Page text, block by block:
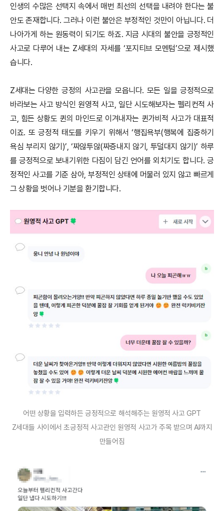
인생의 수많은 선택지 속에서 매번 최선의 선택을 내려야 한다는 불
안도 존재합니다. 그러나 이런 불안은 부정적인 것만이 아닙니다. 더
나아가게 하는 원동력이 되기도 하죠. 지금 시대의 불안을 긍정적인
사고로 다루어 내는 Z세대의 자세를 ‘포지티브 모멘텀’으로 제시했
습니다.
Z세대는 다양한 긍정의 사고관을 모읍니다. 모든 일을 긍정적으로
바라보는 사고 방식인 원영적 사고, 일단 시도해보자는 펠리컨적 사
고, 힘든 상황도 퀸의 마인드로 이겨내자는 퀸가비적 사고가 대표적
이죠. 또 긍정적 태도를 키우기 위해서 ‘행집욕부(행복에 집중하기
욕심 부리지 않기)’, ‘짜않투않(짜증내지 않기, 투덜대지 않기)’ 하루
를 긍정적으로 보내기위한 다짐이 담긴 언어를 외치기도 합니다. 긍
정적인 사고를 기준 삼아, 부정적인 상태에 머물러 있지 않고 빠르게
그 상황을 벗어나 기분을 환기합니다.
어떤 상황을 입력하든 긍정적으로 해석해주는 원영적 사고 GPT
Z세대들 사이에서 초긍정적 사고관인 원영적 사고가 주목 받으며 AI까지
만들어짐